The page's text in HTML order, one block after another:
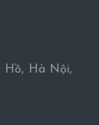
Hồ, Hà Nội,